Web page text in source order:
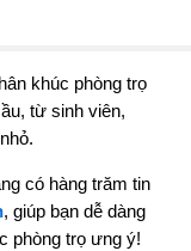
khúc phòng trọ
từ sinh viên,
có hàng trăm tin
, giúp bạn dễ dàng
phòng trọ ưng ý!